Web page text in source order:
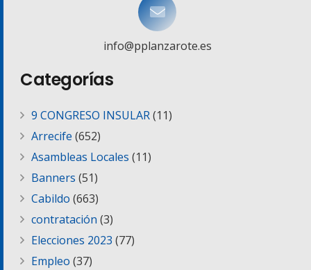
info@pplanzarote.es
Categorías
9 CONGRESO INSULAR(11)
Arrecife (652)
Asambleas Locales (11)
Banners (51)
Cabildo (663)
contratación (3)
Elecciones 2023 (77)
Empleo (37)